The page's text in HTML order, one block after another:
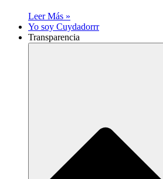
Leer Más »
Yo soy Cuydadorrr
Transparencia